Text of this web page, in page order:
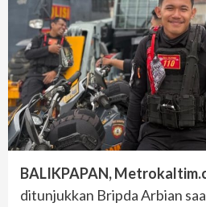
BALIKPAPAN,
ditunjukkan Bripda Arbian